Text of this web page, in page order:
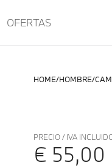
OFERTAS
HOME HOMBRE
PRECIO / IVA
€ 55,00